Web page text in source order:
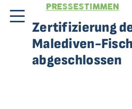
PRESSESTIMMEN
Zertifizierung
Malediven-
abgeschlossen